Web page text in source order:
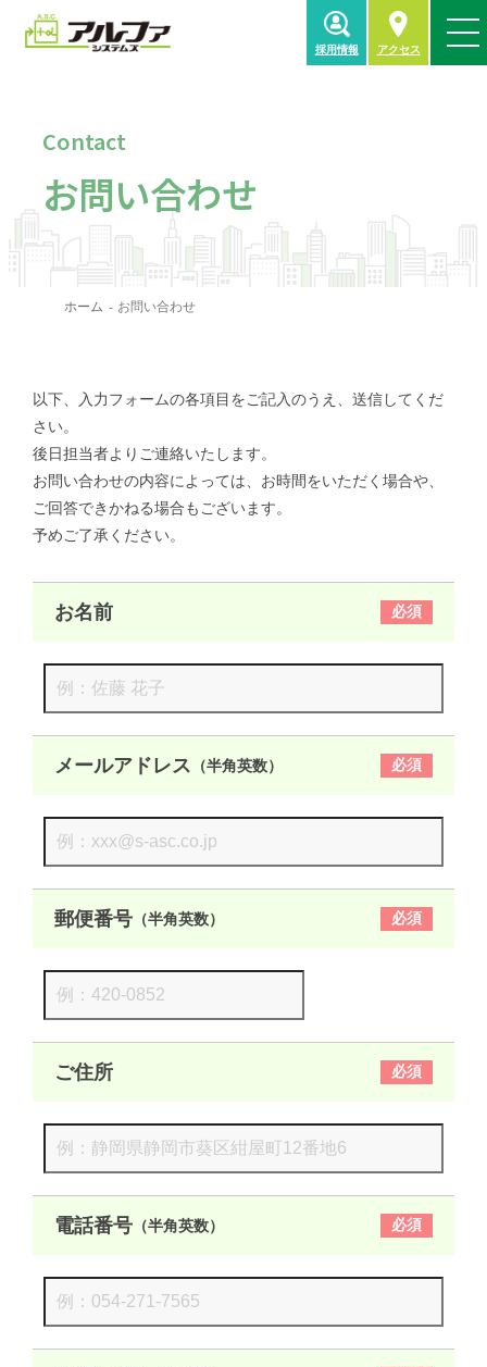
採用情報 アクセス
Contact
お問い合わせ
ホーム お問い合わせ
以下、入力フォームの各項目をご記入のうえ、送信してくだ
さい。
後日担当者よりご連絡いたします。
お問い合わせの内容によっては、お時間をいただく場合や、
ご回答できかねる場合もございます。
予めご了承ください。
お名前 必須
メールアドレス （半角英数） 必須
郵便番号（半角英数） 必須
ご住所 必須
電話番号（半角英数） 必須